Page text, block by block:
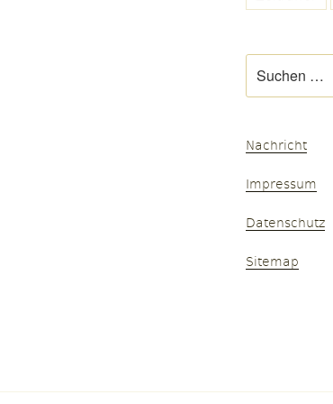
nach:
Nachricht
Impressum
Datenschutz
Sitemap